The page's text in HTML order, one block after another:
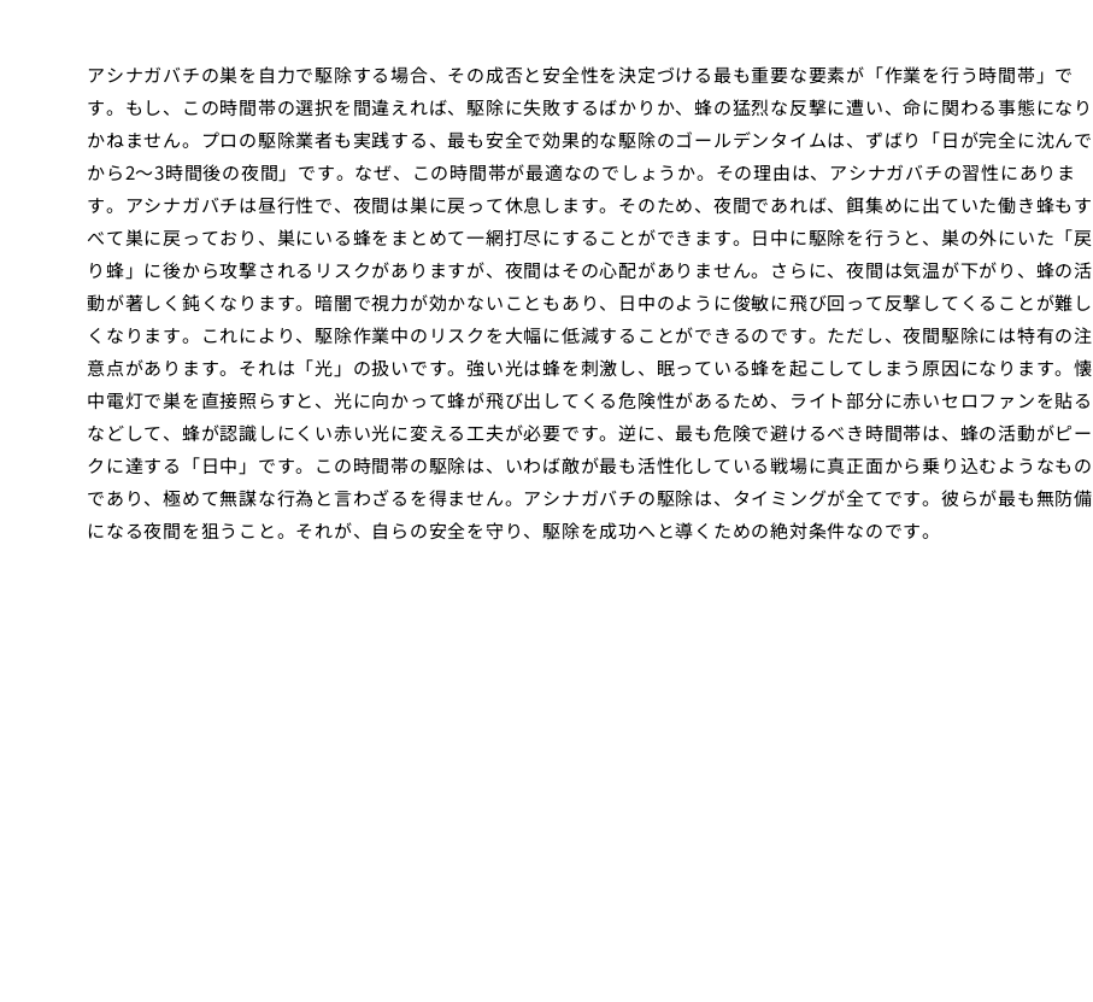
アシナガバチの巣を自力で駆除する場合、その成否と安全性を決定づける最も重要な要素が「作業を行う時間帯」で
す。もし、この時間帯の選択を間違えれば、駆除に失敗するばかりか、蜂の猛烈な反撃に遭い、命に関わる事態になり
かねません。プロの駆除業者も実践する、最も安全で効果的な駆除のゴールデンタイムは、ずばり「日が完全に沈んで
から2〜3時間後の夜間」です。なぜ、この時間帯が最適なのでしょうか。その理由は、アシナガバチの習性にありま
す。アシナガバチは昼行性で、夜間は巣に戻って休息します。そのため、夜間であれば、餌集めに出ていた働き蜂もす
べて巣に戻っており、巣にいる蜂をまとめて一網打尽にすることができます。日中に駆除を行うと、巣の外にいた「戻
り蜂」に後から攻撃されるリスクがありますが、夜間はその心配がありません。さらに、夜間は気温が下がり、蜂の活
動が著しく鈍くなります。暗闇で視力が効かないこともあり、日中のように俊敏に飛び回って反撃してくることが難し
くなります。これにより、駆除作業中のリスクを大幅に低減することができるのです。ただし、夜間駆除には特有の注
意点があります。それは「光」の扱いです。強い光は蜂を刺激し、眠っている蜂を起こしてしまう原因になります。懐
中電灯で巣を直接照らすと、光に向かって蜂が飛び出してくる危険性があるため、ライト部分に赤いセロファンを貼る
などして、蜂が認識しにくい赤い光に変える工夫が必要です。逆に、最も危険で避けるべき時間帯は、蜂の活動がピー
クに達する「日中」です。この時間帯の駆除は、いわば敵が最も活性化している戦場に真正面から乗り込むようなもの
であり、極めて無謀な行為と言わざるを得ません。アシナガバチの駆除は、タイミングが全てです。彼らが最も無防備
になる夜間を狙うこと。それが、自らの安全を守り、駆除を成功へと導くための絶対条件なのです。